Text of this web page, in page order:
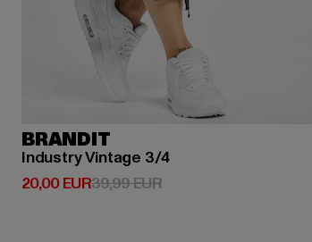
BRANDIT
Industry Vintage 3/4
20,00 EUR
Derzeitiger Preis: 20,00 EUR
39,99 EURAktionspreis: 39,99 EUR